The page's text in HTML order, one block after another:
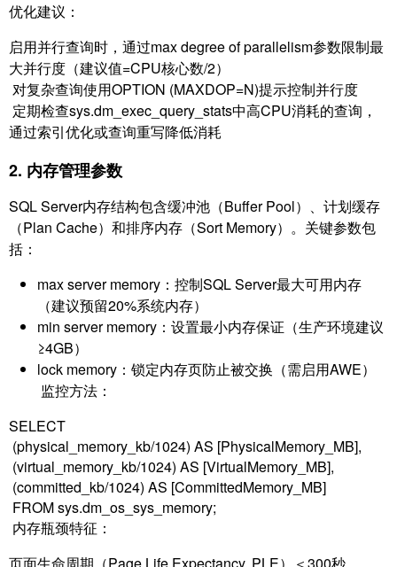
优化建议：
启用并行查询时，通过max degree of parallelism参数限制最
大并行度（建议值=CPU核心数/2）
对复杂查询使用OPTION (MAXDOP=N)提示控制并行度
定期检查sys.dm_exec_query_stats中高CPU消耗的查询，
通过索引优化或查询重写降低消耗
2. 内存管理参数
SQL Server内存结构包含缓冲池（Buffer Pool）、计划缓存
（Plan Cache）和排序内存（Sort Memory）。关键参数包
括：
max server memory：控制SQL Server最大可用内存
（建议预留20%系统内存）
min server memory：设置最小内存保证（生产环境建议
≥4GB）
lock memory：锁定内存页防止被交换（需启用AWE）
监控方法：
SELECT
(physical_memory_kb/1024) AS [PhysicalMemory_MB],
(virtual_memory_kb/1024) AS [VirtualMemory_MB],
(committed_kb/1024) AS [CommittedMemory_MB]
FROM sys.dm_os_sys_memory;
内存瓶颈特征：